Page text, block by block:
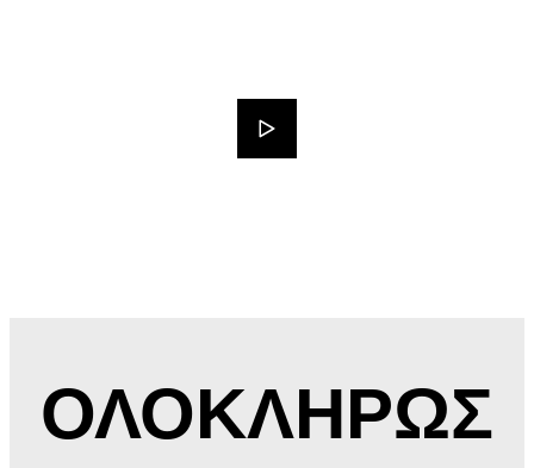
ΟΛΟΚΛΗΡΩΣ